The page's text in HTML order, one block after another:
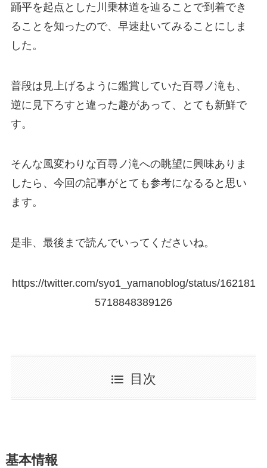
踊平を起点とした川乗林道を辿ることで到着でき
ることを知ったので、早速赴いてみることにしま
した。
普段は見上げるように鑑賞していた百尋ノ滝も、
逆に見下ろすと違った趣があって、とても新鮮で
す。
そんな風変わりな百尋ノ滝への眺望に興味ありま
したら、今回の記事がとても参考になるると思い
ます。
是非、最後まで読んでいってくださいね。
https://twitter.com/syo1_yamanoblog/status/162181
5718848389126
目次
基本情報